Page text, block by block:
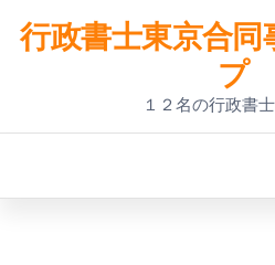
コ
ツ
行政書士東京合
プ
１２名の行政書